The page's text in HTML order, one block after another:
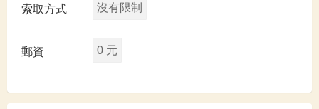
索取方式 沒有限制
郵資 0 元